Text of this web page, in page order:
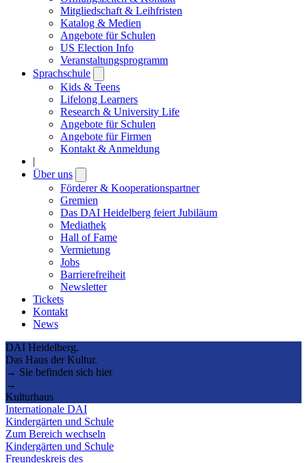
Mitgliedschaft & Leihfristen
Katalog & Medien
Angebote für Schulen
US Election Info
Veranstaltungsprogramm
Sprachschule
submenu
Kids & Teens
Lifelong Learners
Research & University Life
Angebote für Schulen
Angebote für Firmen
Kontakt & Anmeldung
|
Über uns
submenu
Förderer & Kooperationspartner
Gremien
Das DAI Heidelberg feiert Jubiläum
Mediathek
Hall of Fame
Vermietung
Jobs
Barrierefreiheit
Newsletter
Tickets
Kontakt
News
DAI Heidelberg.
Das Haus der Kultur.
→ Sie befinden sich hier
→
Kulturhaus
Internationale DAI
Kindergärten und Schule
Zum Bereich wechseln
Kindergärten und Schule
Freundeskreis des